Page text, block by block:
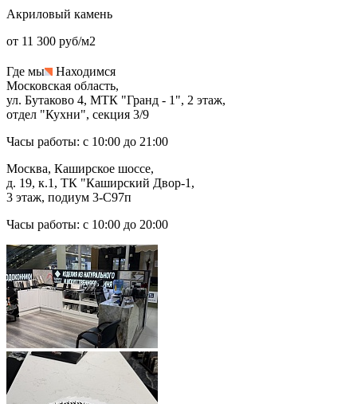
Акриловый камень
от 11 300 руб/м2
Где мы
Находимся
Московская область,
ул. Бутаково 4, МТК "Гранд - 1", 2 этаж,
отдел "Кухни", секция 3/9
Часы работы: с 10:00 до 21:00
Москва, Каширское шоссе,
д. 19, к.1, ТК "Каширский Двор-1,
3 этаж, подиум 3-С97п
Часы работы: с 10:00 до 20:00